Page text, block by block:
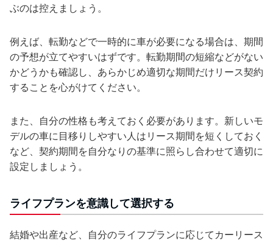
ぶのは控えましょう。
例えば、転勤などで一時的に車が必要になる場合は、期間
の予想が立てやすいはずです。転勤期間の短縮などがない
かどうかも確認し、あらかじめ適切な期間だけリース契約
することを心がけてください。
また、自分の性格も考えておく必要があります。新しいモ
デルの車に目移りしやすい人はリース期間を短くしておく
など、契約期間を自分なりの基準に照らし合わせて適切に
設定しましょう。
ライフプランを意識して選択する
結婚や出産など、自分のライフプランに応じてカーリース